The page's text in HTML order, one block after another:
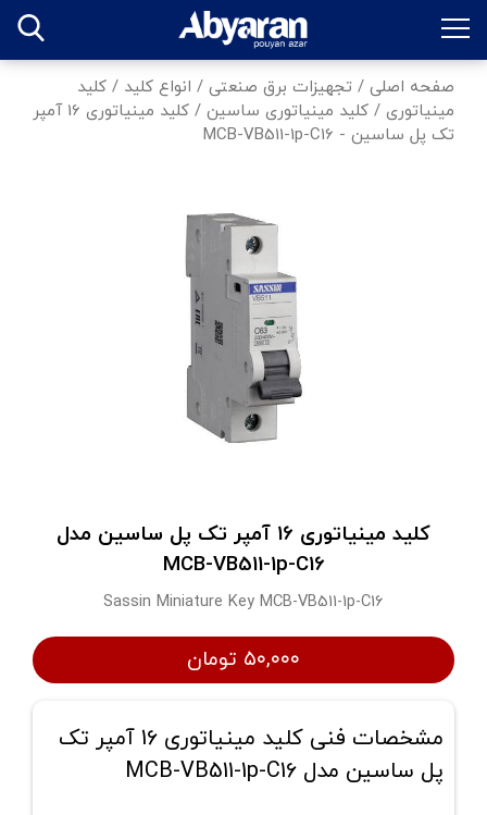
صفحه اصلی / تجهیزات برق صنعتی / انواع کلید / کلید
مینیاتوری / کلید مینیاتوری ساسین /
کلید مینیاتوری 16 آمپر
تک پل ساسین - MCB-VB511-1p-C16
کلید مینیاتوری 16 آمپر تک پل ساسین مدل
MCB-VB511-1p-C16
Sassin Miniature Key MCB-VB511-1p-C16
۵۰,۰۰۰ تومان
مشخصات فنی کلید مینیاتوری 16 آمپر تک
پل ساسین مدل MCB-VB511-1p-C16